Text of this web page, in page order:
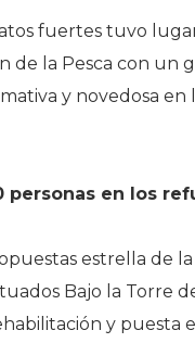
fuertes tuvo
de la Pesca con un
y novedosa
personas en los
estrella de
Bajo la Torre
y puesta